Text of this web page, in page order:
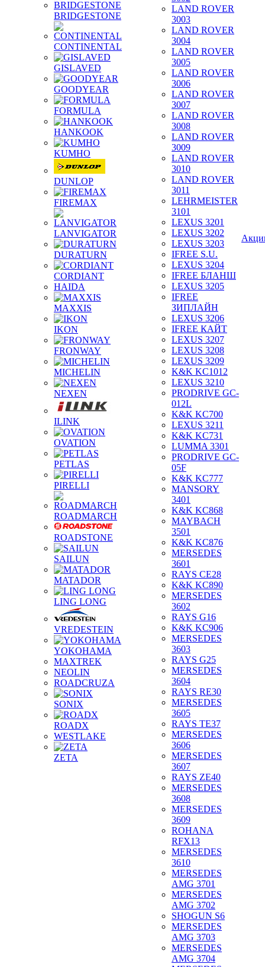
BRIDGESTONE
CONTINENTAL
GISLAVED
GOODYEAR
FORMULA
HANKOOK
KUMHO
DUNLOP
FIREMAX
LANVIGATOR
DURATURN
CORDIANT
HAIDA
MAXXIS
IKON
FRONWAY
MICHELIN
NEXEN
ILINK
OVATION
PETLAS
PIRELLI
ROADMARCH
ROADSTONE
SAILUN
MATADOR
LING LONG
VREDESTEIN
YOKOHAMA
MAXTREK
NEOLIN
ROADCRUZA
SONIX
ROADX
WESTLAKE
ZETA
LAND ROVER
3003
LAND ROVER
3004
LAND ROVER
3005
LAND ROVER
3006
LAND ROVER
3007
LAND ROVER
3008
LAND ROVER
3009
LAND ROVER
3010
LAND ROVER
3011
LEHRMEISTER
3101
LEXUS 3201
LEXUS 3202
LEXUS 3203
IFREE S.U.
LEXUS 3204
IFREE БЛАНШ
LEXUS 3205
IFREE
ЗИПЛАЙН
LEXUS 3206
IFREE КАЙТ
LEXUS 3207
LEXUS 3208
LEXUS 3209
K&K KC1012
LEXUS 3210
PRODRIVE GC-
012L
K&K KC700
LEXUS 3211
K&K KC731
LUMMA 3301
PRODRIVE GC-
05F
K&K KC777
MANSORY
3401
K&K KC868
MAYBACH
3501
K&K KC876
MERSEDES
3601
RAYS CE28
K&K KC890
MERSEDES
3602
RAYS G16
K&K KC906
MERSEDES
3603
RAYS G25
MERSEDES
3604
RAYS RE30
MERSEDES
3605
RAYS TE37
MERSEDES
3606
MERSEDES
3607
RAYS ZE40
MERSEDES
3608
MERSEDES
3609
ROHANA
RFX13
MERSEDES
3610
MERSEDES
AMG 3701
MERSEDES
AMG 3702
SHOGUN S6
MERSEDES
AMG 3703
MERSEDES
AMG 3704